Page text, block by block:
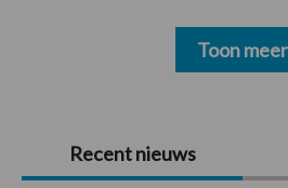
PrimaireRecent nieuws
Toon meer